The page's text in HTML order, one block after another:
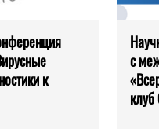
к
с
клуб